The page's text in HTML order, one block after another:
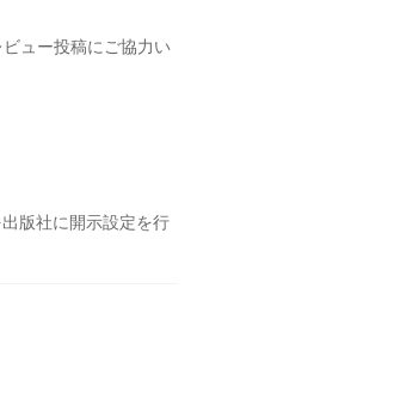
ュー投稿にご協力い
版社に開示設定を行